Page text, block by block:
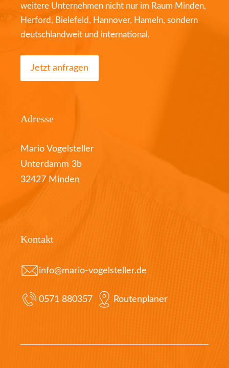
weitere Unternehmen nicht nur im Raum Minden,
Herford, Bielefeld, Hannover, Hameln, sondern
deutschlandweit und international.
Jetzt anfragen
Adresse
Mario Vogelsteller
Unterdamm 3b
32427 Minden
Kontakt
info@mario-vogelsteller.de
0571 880357 Routenplaner